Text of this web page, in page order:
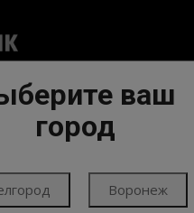
ваш
город
Воронеж
ОДЕЖДА